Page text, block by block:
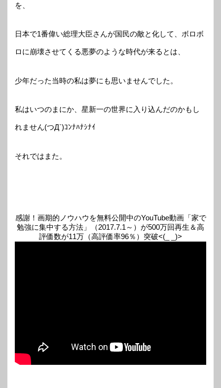
を、
日本で1番偉い総理大臣さんが国民の敵と化して、ボロボ
ロに崩壊させてくる悪夢のような時代が来るとは、
少年だった当時の私は夢にも思いませんでした。
私はいつのまにか、星新一の世界に入り込んだのかもし
れません(つД`)ｺﾝﾅﾊﾅｼﾅｲ
それではまた。
感謝！画期的ノウハウを無料公開中のYouTube動画「家で
勉強に集中する方法」（2017.7.1～）が500万回再生＆高
評価数が11万（高評価率96％）突破<(_ _)>